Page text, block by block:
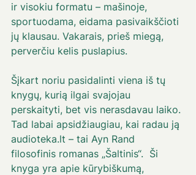
ir visokiu formatu – mašinoje,
sportuodama, eidama pasivaikščioti
jų klausau. Vakarais, prieš miegą,
perverčiu kelis puslapius.
Šįkart noriu pasidalinti viena iš tų
knygų, kurią ilgai svajojau
perskaityti, bet vis nerasdavau laiko.
Tad labai apsidžiaugiau, kai radau ją
audioteka.lt – tai Ayn Rand
filosofinis romanas „Šaltinis“.  Ši
knyga yra apie kūrybiškumą,